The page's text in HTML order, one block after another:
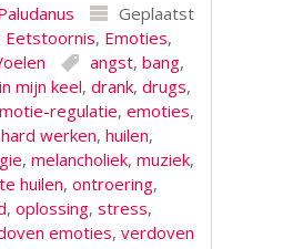
Geplaatst
Eetstoornis, Emoties,
angst,bang,
mijn keel,drank,drugs,
regulatie,emoties,
hard werken,huilen,
,melancholiek,muziek,
huilen,ontroering,
,oplossing,stress,
emoties,verdoven